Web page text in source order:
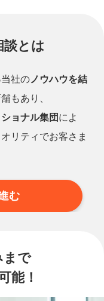
談とは
当社のノウハウを結
もあり、
ョナル集団 によ
リティでお客さま
む
まで
能！